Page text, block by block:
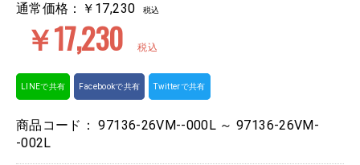
通常価格： ￥17,230 税込
￥17,230 税込
LINEで共有 Facebookで共有 Twitterで共有
商品コード：97136-26VM--000L ～ 97136-26VM-
-002L